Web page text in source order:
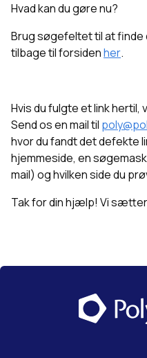
Hvad kan du gøre nu?
Brug søgefeltet til at finde
tilbage til forsidenher.
Hvis du fulgte et link
Send os en mail til
hvor du fandt det defekte
hjemmeside, en
mail) og hvilken side du
Tak for din hjælp! Vi